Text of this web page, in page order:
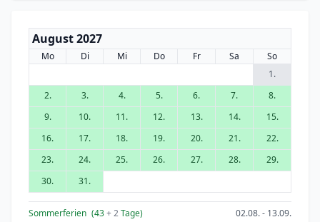
August 2027
Mo Di Mi Do Fr Sa
So
1.
2.
3. 4. 5. 6. 7.
8.
9.
10. 11. 12. 13. 14.
15.
16.
17. 18. 19. 20. 21.
22.
23.
24. 25. 26. 27. 28.
29.
30.
31.
Sommerferien (43+ 2Tage) 02.08. - 13.09.